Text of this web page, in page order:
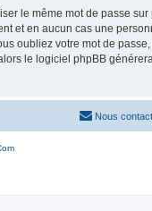
le même mot de passe
et en aucun cas une
oubliez votre mot de
le logiciel phpBB
Nous